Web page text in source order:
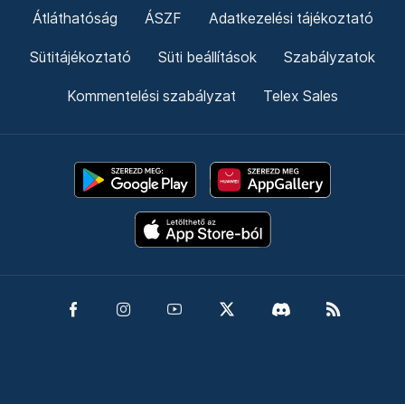
Átláthatóság ÁSZF Adatkezelési tájékoztató
Sütitájékoztató Süti beállítások Szabályzatok
Kommentelési szabályzat Telex Sales